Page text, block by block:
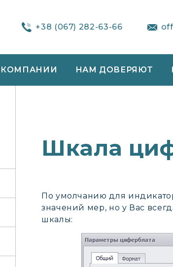
+38 (067) 282-63-66
КОМПАНИИ НАМ ДОВЕРЯЮТ
Шкала
По умолчанию для
значений мер, но у Вас
шкалы: